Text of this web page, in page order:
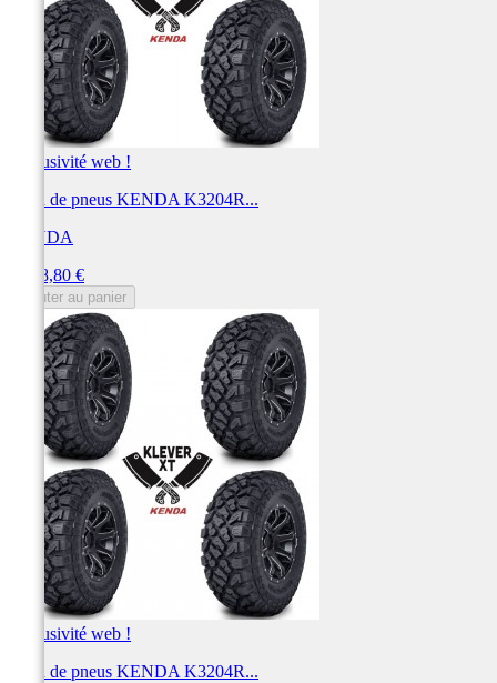
Exclusivité web !
Train de pneus KENDA K3204R...
KENDA
1 228,80 €
Ajouter au panier
Exclusivité web !
Train de pneus KENDA K3204R...